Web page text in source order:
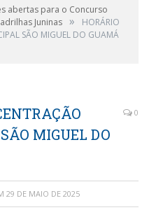
abertas para o Concurso
Juninas »
HORÁRIO
SÃO MIGUEL DO GUAMÁ
MIGUEL DO
0
29 DE MAIO DE 2025